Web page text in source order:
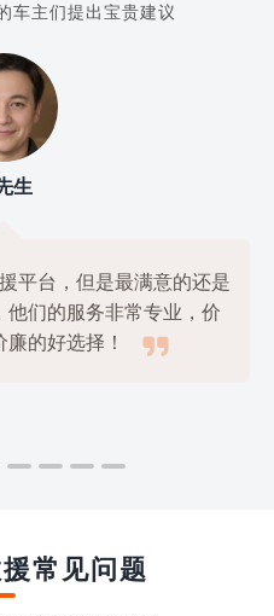
车主们提出宝贵建议
生
平台，但是最满意的还是
们的服务非常专业，价
的好选择！

常见问题